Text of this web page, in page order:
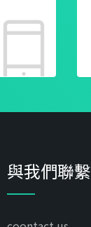
與我們聯繫